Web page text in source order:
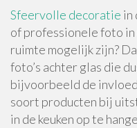
Sfeervolle decoratie in
of professionele foto in
ruimte mogelijk zijn?
foto’s achter glas die
bijvoorbeeld de
soort producten bij
in de keuken op te